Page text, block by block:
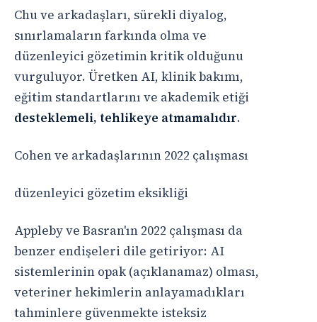
Chu ve arkadaşları, sürekli diyalog,
sınırlamaların farkında olma ve
düzenleyici gözetimin kritik olduğunu
vurguluyor. Üretken AI, klinik bakımı,
eğitim standartlarını ve akademik etiği
desteklemeli, tehlikeye atmamalıdır.
Cohen ve arkadaşlarının 2022 çalışması
düzenleyici gözetim eksikliği
Appleby ve Basran'ın 2022 çalışması da
benzer endişeleri dile getiriyor: AI
sistemlerinin opak (açıklanamaz) olması,
veteriner hekimlerin anlayamadıkları
tahminlere güvenmekte isteksiz